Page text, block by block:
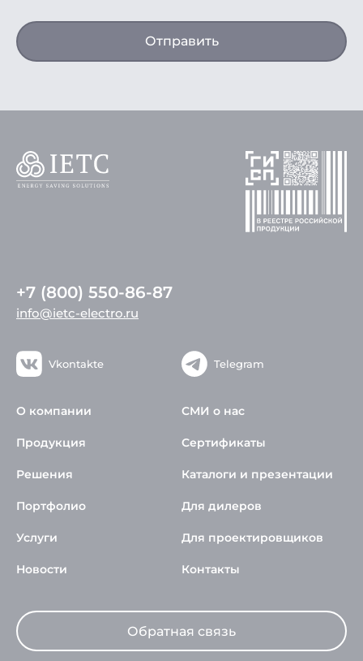
Отправить
+7 (800) 550-86-87
info@ietc-electro.ru
Vkontakte Telegram
О компании
Продукция
Решения
Портфолио
Услуги
Новости
СМИ о нас
Сертификаты
Каталоги и презентации
Для дилеров
Для проектировщиков
Контакты
Обратная связь